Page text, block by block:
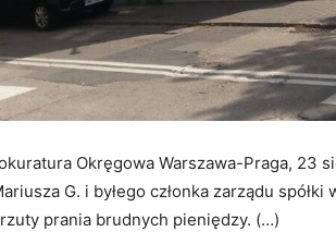
Okręgowa Warszawa-Praga, 23
G. i byłego członka zarządu
prania brudnych pieniędzy. (…)